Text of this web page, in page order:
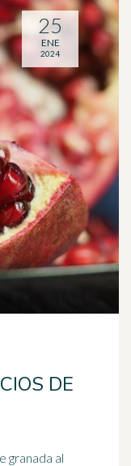
DE
granada al
25
ENE
2024